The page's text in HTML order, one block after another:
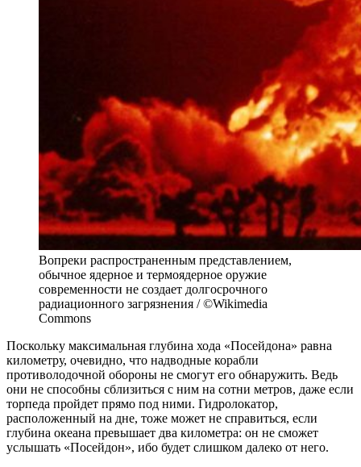
Вопреки распространенным представлением,
обычное ядерное и термоядерное оружие
современности не создает долгосрочного
радиационного загрязнения / ©Wikimedia
Commons
Поскольку максимальная глубина хода «Посейдона» равна
километру, очевидно, что надводные корабли
противолодочной обороны не смогут его обнаружить. Ведь
они не способны сблизиться с ним на сотни метров, даже если
торпеда пройдет прямо под ними. Гидролокатор,
расположенный на дне, тоже может не справиться, если
глубина океана превышает два километра: он не сможет
услышать «Посейдон», ибо будет слишком далеко от него.